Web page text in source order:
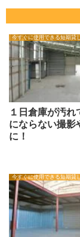
１日倉庫が汚れ
にならない撮影
に！